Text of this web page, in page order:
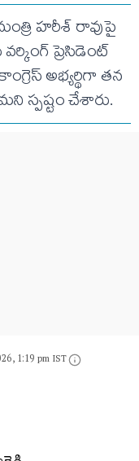
హరీశ్ రావుపై
ప్రెసిడెంట్
అభ్యర్థిగా తన
స్పష్టం చేశారు.
1:19 pm IST